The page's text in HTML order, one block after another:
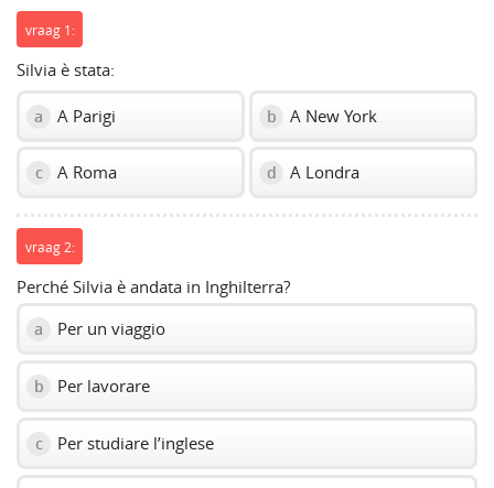
vraag 1:
Silvia è stata:
a A Parigi b A New York
c A Roma d A Londra
vraag 2:
Perché Silvia è andata in Inghilterra?
a Per un viaggio
b Per lavorare
c Per studiare l’inglese